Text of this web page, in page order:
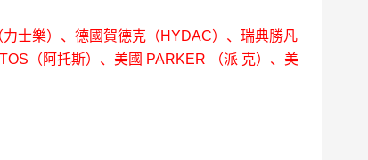
士樂）、德國賀德克（HYDAC）、瑞典勝凡
（阿托斯）、美國 PARKER （派 克）、美